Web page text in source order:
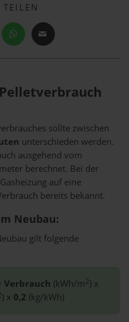
sollte zwischen
unterschieden werden.
ausgehend vom
berechnet. Bei der
auf eine
bereits bekannt.
Neubau:
gilt folgende
Verbrauch (kWh/m2) x
) x 0,2 (kg/kWh)